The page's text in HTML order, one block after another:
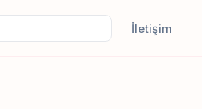
İletişim